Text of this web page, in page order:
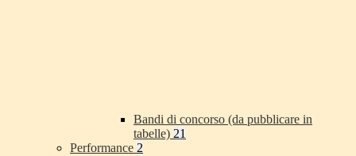
Bandi di concorso (da pubblicare in
tabelle) 21
Performance 2